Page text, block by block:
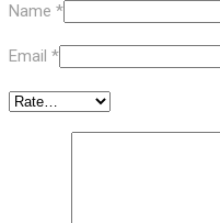
Name *
Email *